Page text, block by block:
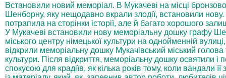
Встановили новий меморіал. В Мукачеві на місці
Шенборну, яку нещодавно вкрали злодії, встановили
потрапила на сторінки історії, але й багато хорошого
У Мукачеві встановили нову меморіальну дошку графу
міського центру німецької культури на однойменній
відкрили меморіальну дошку Мукачівський міський
культури. Після відкриття, меморіальну дошку освятили
спокусою для крадіїв, як кілька років тому, коли вандали